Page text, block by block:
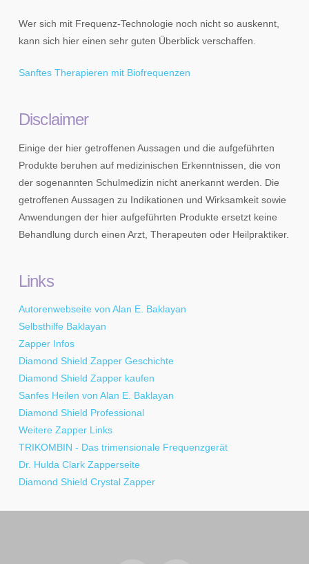
Wer sich mit Frequenz-Technologie noch nicht so auskennt,
kann sich hier einen sehr guten Überblick verschaffen.
Sanftes Therapieren mit Biofrequenzen
Disclaimer
Einige der hier getroffenen Aussagen und die aufgeführten
Produkte beruhen auf medizinischen Erkenntnissen, die von
der sogenannten Schulmedizin nicht anerkannt werden. Die
getroffenen Aussagen zu Indikationen und Wirksamkeit sowie
Anwendungen der hier aufgeführten Produkte ersetzt keine
Behandlung durch einen Arzt, Therapeuten oder Heilpraktiker.
Links
Autorenwebseite von Alan E. Baklayan
Selbsthilfe Baklayan
Zapper Infos
Diamond Shield Zapper Geschichte
Diamond Shield Zapper kaufen
Sanfes Heilen von Alan E. Baklayan
Diamond Shield Professional
Weitere Zapper Links
TRIKOMBIN - Das trimensionale Frequenzgerät
Dr. Hulda Clark Zapperseite
Diamond Shield Crystal Zapper